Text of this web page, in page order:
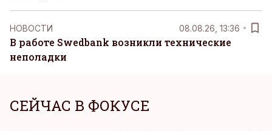
НОВОСТИ 08.08.26, 13:36
В работе Swedbank возникли технические
неполадки
СЕЙЧАС В ФОКУСЕ